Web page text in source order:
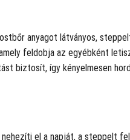
anyagot látványos,
feldobja az egyébként
biztosít, így kényelmesen
nehezíti el a napját, a steppelt